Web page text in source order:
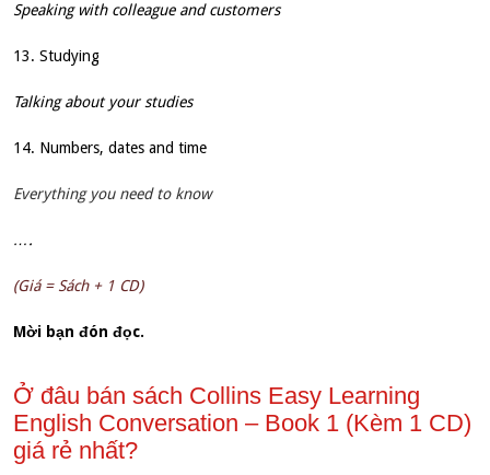
Speaking with colleague and customers
13. Studying
Talking about your studies
14. Numbers, dates and time
Everything you need to know
….
(Giá = Sách + 1 CD)
Mời bạn đón đọc.
Ở đâu bán sách Collins Easy Learning
English Conversation – Book 1 (Kèm 1 CD)
giá rẻ nhất?